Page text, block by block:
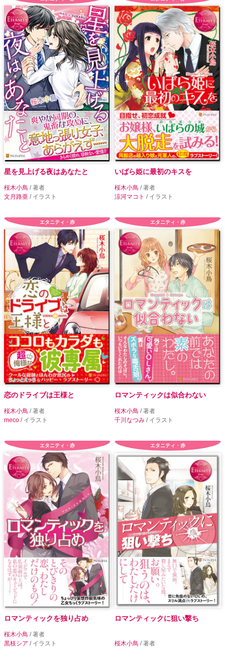
星を見上げる夜はあなたと
桜木小鳥 / 著者
文月路亜 / イラスト
いばら姫に最初のキスを
桜木小鳥 / 著者
涼河マコト / イラスト
エタニティ・赤
恋のドライブは王様と
桜木小鳥 / 著者
meco / イラスト
エタニティ・赤
ロマンティックは似合わない
桜木小鳥 / 著者
千川なつみ / イラスト
エタニティ・赤
ロマンティックを独り占め
桜木小鳥 / 著者
黒枝シア / イラスト
エタニティ・赤
ロマンティックに狙い撃ち
桜木小鳥 / 著者